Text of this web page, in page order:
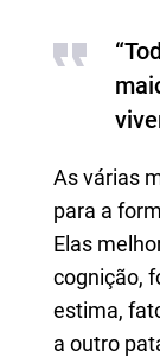
As várias
para a
Elas
cognição,
estima,
a outro